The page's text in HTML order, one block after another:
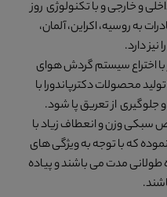
و خارجی و با تکنولوژی روز
به روسیه، اکراین، آلمان،
دارد.
با اختراع سیستم گردش هوای
محصولات دکترپاندورا با
از تعریق پا شود.
وزن و انعطاف زیاد با
که با توجه به ویژگی های
مدت می باشند و پیاده